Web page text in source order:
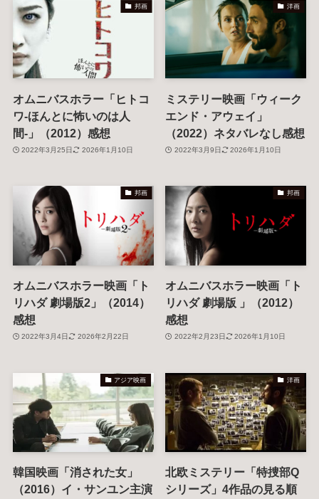
邦画
オムニバスホラー「ヒトコ
ワ-ほんとに怖いのは人
間-」（2012）感想
2022年3月25日 2026年1月10日
洋画
ミステリー映画「ウィーク
エンド・アウェイ」
（2022）ネタバレなし感想
2022年3月9日 2026年1月10日
邦画
オムニバスホラー映画「ト
リハダ 劇場版2」（2014）
感想
2022年3月4日 2026年2月22日
邦画
オムニバスホラー映画「ト
リハダ 劇場版 」（2012）
感想
2022年2月23日 2026年1月10日
アジア映画
韓国映画「消された女」
（2016）イ・サンユン主演
洋画
北欧ミステリー「特捜部Q
シリーズ」4作品の見る順